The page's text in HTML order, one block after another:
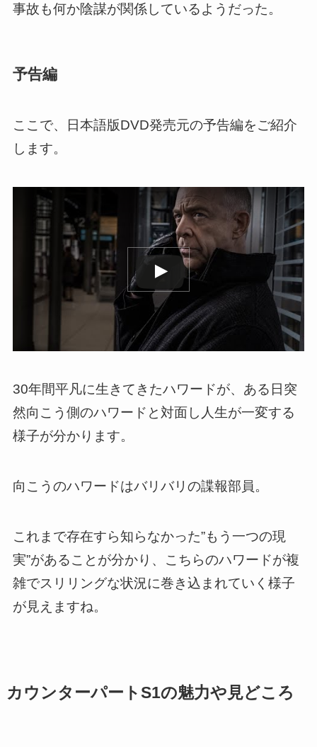
事故も何か陰謀が関係しているようだった。
予告編
ここで、日本語版DVD発売元の予告編をご紹介
します。
この動画を YouTube で視聴
30年間平凡に生きてきたハワードが、 ある日突
然向こう側のハワードと対面し人生が一変する
様子が分かります。
向こうのハワードはバリバリの諜報部員。
これまで存在すら知らなかった”もう一つの現
実”があることが分かり、こちらのハワードが複
雑でスリリングな状況に巻き込まれていく様子
が見えますね。
カウンターパートS1の魅力や見どころ